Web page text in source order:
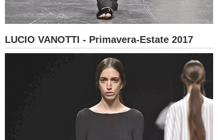
LUCIO VANOTTI - Primavera-Estate 2017